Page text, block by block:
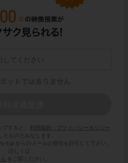
すると、
利用規約・プライバシーポリシー
たものとみなします。
it.jp からのメールの受信を許可して下さい。
詳しくは
をご覧ください。